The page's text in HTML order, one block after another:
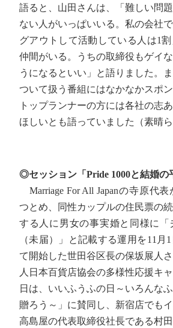
語ると、山田さんは、「難しい問
ない人がいっぱいいる。私の会社
グアウトして活動している人は1
仲間がいる。うちの取締役もゲイ
うになるといい」と語りました。
ついて扱う番組にはなかなかスポン
トップランナーの方には各社の志
ほしいとも語っていました（素晴
◎セッション「Pride 1000と結婚の
Marriage For All Japanの寺原代
つとめ、同性カップルの住民票の
する人に男女の事実婚と同様に
（未届）」と記載する運用を11月
て開始した世田谷区長の保坂展人
人日本百貨店協会の多様性応援キ
日は、いいふうふの日～いろんな
贈ろう～」に賛同し、新宿店でも
高島屋の代表取締役社長である村